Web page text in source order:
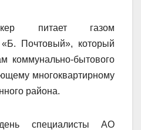
питает газом
Почтовый», который
коммунально-бытового
многоквартирному
района.
специалисты АО